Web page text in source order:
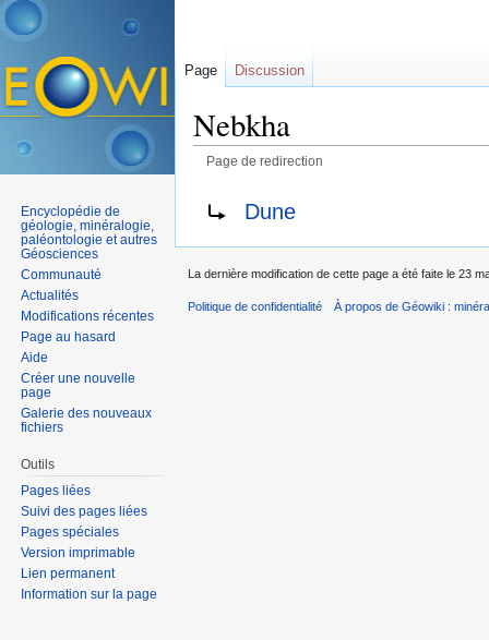
Nebkha
Page de redirection
Dune
Page Discussion
Encyclopédie de
géologie, minéralogie,
paléontologie et autres
Géosciences
Communauté
Actualités
Modifications récentes
Page au hasard
Aide
Créer une nouvelle
page
Galerie des nouveaux
fichiers
Outils
Pages liées
Suivi des pages liées
Pages spéciales
Version imprimable
Lien permanent
Information sur la page
La dernière modification de cette page a été faite le 23
Politique de confidentialité À propos de Géowiki :